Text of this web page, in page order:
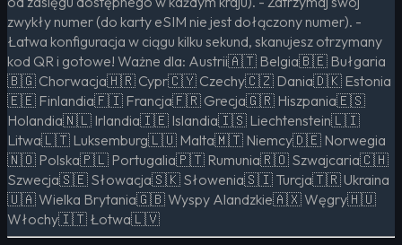
zwykły numer (do karty eSIM nie jest dołączony numer). -
Łatwa konfiguracja w ciągu kilku sekund, skanujesz otrzymany
kod QR i gotowe! Ważne dla: Austrii🇦🇹 Belgia🇧🇪 Bułgaria
🇧🇬 Chorwacja🇭🇷 Cypr🇨🇾 Czechy🇨🇿 Dania🇩🇰 Estonia
🇪🇪 Finlandia🇫🇮 Francja🇫🇷 Grecja🇬🇷 Hiszpania🇪🇸
Holandia🇳🇱 Irlandia🇮🇪 Islandia🇮🇸 Liechtenstein🇱🇮
Litwa🇱🇹 Luksemburg🇱🇺 Malta🇲🇹 Niemcy🇩🇪 Norwegia
🇳🇴 Polska🇵🇱 Portugalia🇵🇹 Rumunia🇷🇴 Szwajcaria🇨🇭
Szwecja🇸🇪 Słowacja🇸🇰 Słowenia🇸🇮 Turcja🇹🇷 Ukraina
🇺🇦 Wielka Brytania🇬🇧 Wyspy Alandzkie🇦🇽 Węgry🇭🇺
Włochy🇮🇹 Łotwa🇱🇻